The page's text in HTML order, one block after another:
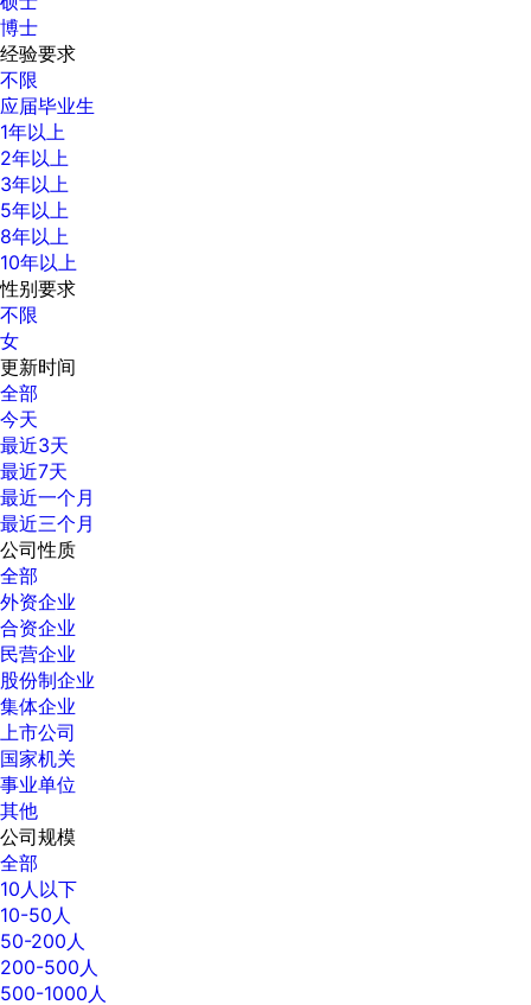
博士
经验要求
不限
应届毕业生
1年以上
2年以上
3年以上
5年以上
8年以上
10年以上
性别要求
不限
女
更新时间
全部
今天
最近3天
最近7天
最近一个月
最近三个月
公司性质
全部
外资企业
合资企业
民营企业
股份制企业
集体企业
上市公司
国家机关
事业单位
其他
公司规模
全部
10人以下
10-50人
50-200人
200-500人
500-1000人